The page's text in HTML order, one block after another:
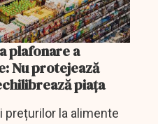
plafonare a
Nu protejează
piața
prețurilor la alimente